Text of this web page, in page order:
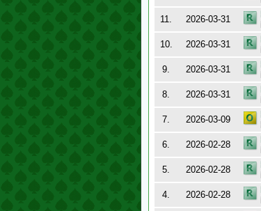
11. 2026-03-31
10. 2026-03-31
9. 2026-03-31
8. 2026-03-31
7. 2026-03-09
6. 2026-02-28
5. 2026-02-28
4. 2026-02-28